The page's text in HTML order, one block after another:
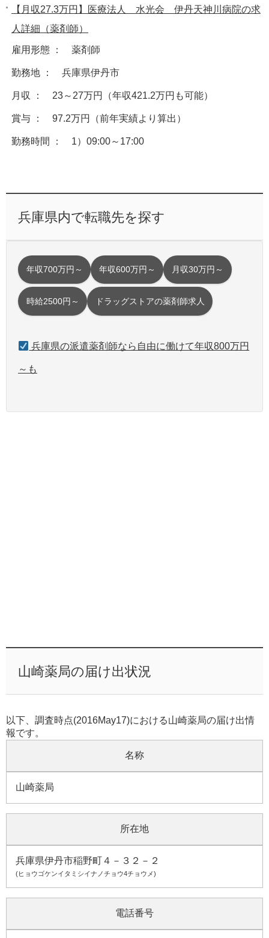
【月収27.3万円】医療法人 水光会 伊丹天神川病院の求
人詳細（薬剤師）
雇用形態 ： 薬剤師
勤務地 ： 兵庫県伊丹市
月収 ： 23～27万円（年収421.2万円も可能）
賞与 ： 97.2万円（前年実績より算出）
勤務時間 ： 1）09:00～17:00
兵庫県内で転職先を探す
年収700万円～ 年収600万円～ 月収30万円～
時給2500円～ ドラッグストアの薬剤師求人
兵庫県の派遣薬剤師なら自由に働けて年収800万円
～も
山崎薬局の届け出状況
以下、調査時点(2016May17)における山崎薬局の届け出情
報です。
名称
山崎薬局
所在地
兵庫県伊丹市稲野町４－３２－２
(ヒョウゴケンイタミシイナノチョウ4チョウメ)
電話番号